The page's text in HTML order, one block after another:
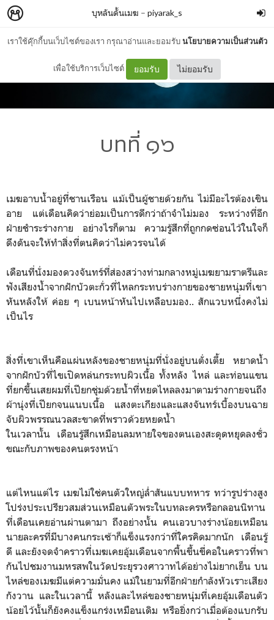
เราใช้คุ๊กกี้บนเว็บไซต์ของเรา กรุณาอ่านและยอมรับนโยบายความเป็นส่วนตัว
เพื่อใช้บริการเว็บไซต์ ยอมรับ ไม่ยอมรับ
บุหลันดั้นเมฆ – piyarak_s
บทที่ ๑๖
เมฆอาบน้ำอยู่ที่ชานเรือน แม้เป็นผู้ชายด้วยกัน ไม่มีอะไรต้องเขิน
อาย แต่เดือนคิดว่าย่อมเป็นการดีกว่าถ้าจำไม่มอง ระหว่างที่อีก
ฝ่ายชำระร่างกาย อย่างไรก็ตาม ความรู้สึกที่ถูกกดซ่อนไว้ในใจก็
ดึงดันจะให้ทำสิ่งที่ตนคิดว่าไม่ควรจนได้
เดือนที่นั่งมองดวงจันทร์ที่ส่องสว่างท่ามกลางหมู่เมฆยามราตรีและ
ฟังเสียงน้ำจากฝักบัวตะกั่วที่ไหลกระทบร่างกายของชายหนุ่มที่เขา
หันหลังให้ ค่อย ๆ เบนหน้าหันไปเหลือบมอง.. สักแวบหนึ่งคงไม่
เป็นไร
สิ่งที่เขาเห็นคือแผ่นหลังของชายหนุ่มที่นั่งอยู่บนตั่งเตี้ย หยาดน้ำ
จากฝักบัวที่ไขเปิดหล่นกระทบผิวเนื้อ ทั้งหลัง ไหล่ และท่อนแขน
ที่ยกขึ้นเสยผมที่เปียกชุ่มด้วยน้ำที่หยดไหลลงมาตามร่างกายจนถึง
ผ้านุ่งที่เปียกจนแนบเนื้อ แสงตะเกียงและแสงจันทร์เบื้องบนฉาย
จับผิวพรรณนวลสะขาดที่พราวด้วยหยดน้ำ
ในเวลานั้น เดือนรู้สึกเหมือนลมหายใจของตนเองสะดุดหยุดลงชั่ว
ขณะกับภาพของคนตรงหน้า
แต่ไหนแต่ไร เมฆไม่ใช่คนตัวใหญ่ล่ำสันแบบทหาร ทว่ารูปร่างสูง
โปร่งประเปรียวสมส่วนเหมือนตัวพระในบทละครหรือกลอนนิทาน
ที่เดือนเคยอ่านผ่านตามา ถึงอย่างนั้น คนเอวบางร่างน้อยเหมือน
นายละครที่มีบางคนกระเซ้าก็แข็งแรงกว่าที่ใครคิดมากนัก เดือนรู้
ดี และยังจดจำคราวที่เมฆเคยอุ้มเดือนจากพื้นขึ้นขี่คอในคราวที่พา
กันไปชมงานมหรสพในวัดประยุรวงศาวาทได้อย่างไม่ยากเย็น บน
ไหล่ของเมฆมีแต่ความมั่นคง แม้ในยามที่อีกฝ่ายกำลังหัวเราะเสียง
กังวาน และในเวลานี้ หลังและไหล่ของชายหนุ่มที่เคยอุ้มเดือนตัว
น้อยไว้นั้นก็ยังคงแข็งแกร่งเหมือนเดิม หรือยิ่งกว่าเมื่อต้องแบกรับ